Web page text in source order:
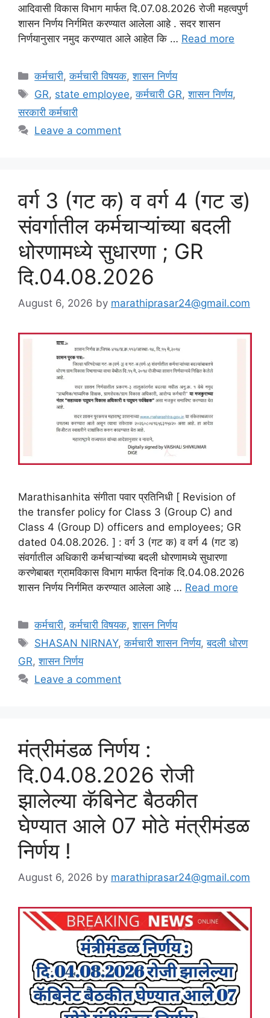
आदिवासी विकास विभाग मार्फत दि.07.08.2026 रोजी महत्वपुर्ण
शासन निर्णय निर्गमित करण्यात आलेला आहे . सदर शासन
निर्णयानुसार नमुद करण्यात आले आहेत कि … Read more
Categories
कर्मचारी,कर्मचारी विषयक,शासन निर्णय
Tags
GR, state employee,कर्मचारी GR,शासन निर्णय,
सरकारी कर्मचारी
Leave a comment
वर्ग 3 (गट क) व वर्ग 4 (गट ड)
संवर्गातील कर्मचाऱ्यांच्या बदली
धोरणामध्ये सुधारणा ; GR
दि.04.08.2026
August 6, 2026 by marathiprasar24@gmail.com
Marathisanhita संगीता पवार प्रतिनिधी [ Revision of
the transfer policy for Class 3 (Group C) and
Class 4 (Group D) officers and employees; GR
dated 04.08.2026. ] : वर्ग 3 (गट क) व वर्ग 4 (गट ड)
संवर्गातील अधिकारी कर्मचाऱ्यांच्या बदली धोरणामध्ये सुधारणा
करणेबाबत ग्रामविकास विभाग मार्फत दिनांक दि.04.08.2026
शासन निर्णय निर्गमित करण्यात आलेला आहे … Read more
Categories
कर्मचारी,कर्मचारी विषयक,शासन निर्णय
Tags
SHASAN NIRNAY,कर्मचारी शासन निर्णय,बदली धोरण
GR,शासन निर्णय
Leave a comment
मंत्रीमंडळ निर्णय :
दि.04.08.2026 रोजी
झालेल्या कॅबिनेट बैठकीत
घेण्यात आले 07 मोठे मंत्रीमंडळ
निर्णय !
August 6, 2026 by marathiprasar24@gmail.com